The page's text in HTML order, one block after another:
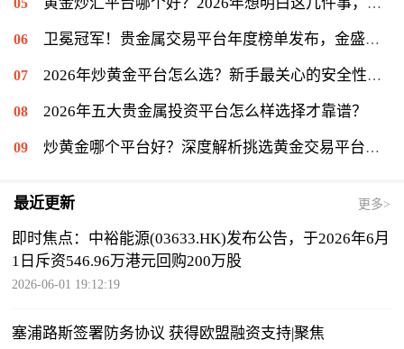
黄金炒汇平台哪个好？2026年想明白这几件事，再看金盛贵金属
卫冕冠军！贵金属交易平台年度榜单发布，金盛贵金属再度登顶冠军宝座
2026年炒黄金平台怎么选？新手最关心的安全性问题揭秘
2026年五大贵金属投资平台怎么样选择才靠谱？
炒黄金哪个平台好？深度解析挑选黄金交易平台的关键
最近更新 更多>
即时焦点：中裕能源(03633.HK)发布公告，于2026年6月
1日斥资546.96万港元回购200万股
2026-06-01 19:12:19
塞浦路斯签署防务协议 获得欧盟融资支持|聚焦